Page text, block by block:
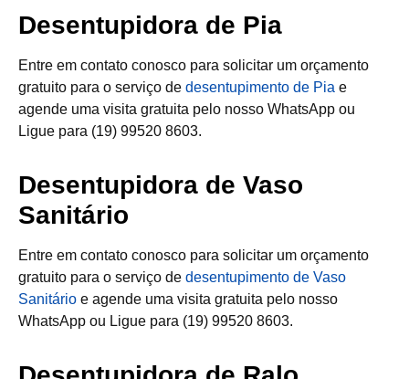
Desentupidora de Pia
Entre em contato conosco para solicitar um orçamento
gratuito para o serviço de desentupimento de Pia e
agende uma visita gratuita pelo nosso WhatsApp ou
Ligue para (19) 99520 8603.
Desentupidora de Vaso
Sanitário
Entre em contato conosco para solicitar um orçamento
gratuito para o serviço de desentupimento de Vaso
Sanitário e agende uma visita gratuita pelo nosso
WhatsApp ou Ligue para (19) 99520 8603.